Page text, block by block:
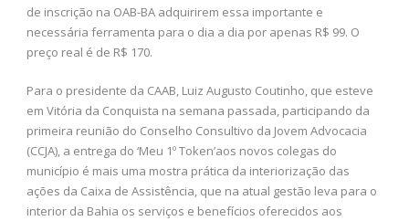
de inscrição na OAB-BA adquirirem essa importante e
necessária ferramenta para o dia a dia por apenas R$ 99. O
preço real é de R$ 170.
Para o presidente da CAAB, Luiz Augusto Coutinho, que esteve
em Vitória da Conquista na semana passada, participando da
primeira reunião do Conselho Consultivo da Jovem Advocacia
(CCJA), a entrega do ‘Meu 1º Token’aos novos colegas do
município é mais uma mostra prática da interiorização das
ações da Caixa de Assistência, que na atual gestão leva para o
interior da Bahia os serviços e benefícios oferecidos aos